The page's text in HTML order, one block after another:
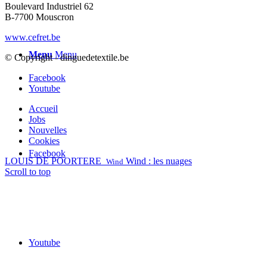
Menu Menu
Facebook
Youtube
Boulevard Industriel 62
B-7700 Mouscron
www.cefret.be
© Copyright - dinguedetextile.be
Facebook
Youtube
Accueil
Jobs
Nouvelles
Cookies
LOUIS DE POORTERE Wind Wind : les nuages
Scroll to top